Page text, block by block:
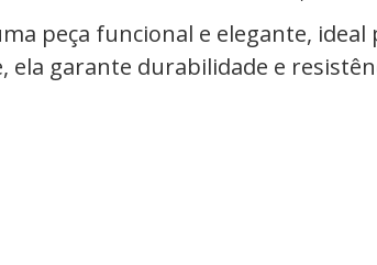
peça funcional e elegante,
ela garante durabilidade e